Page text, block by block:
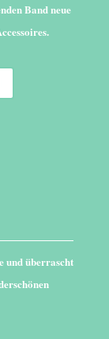
Band neue
und überrascht